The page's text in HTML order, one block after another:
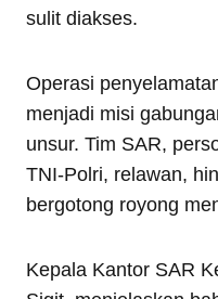
sulit diakses.
Operasi
menjadi misi
unsur. Tim SAR,
TNI-Polri, relawan,
bergotong royong
Kepala Kantor SAR